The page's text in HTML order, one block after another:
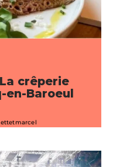
crêperie
en-Baroeul